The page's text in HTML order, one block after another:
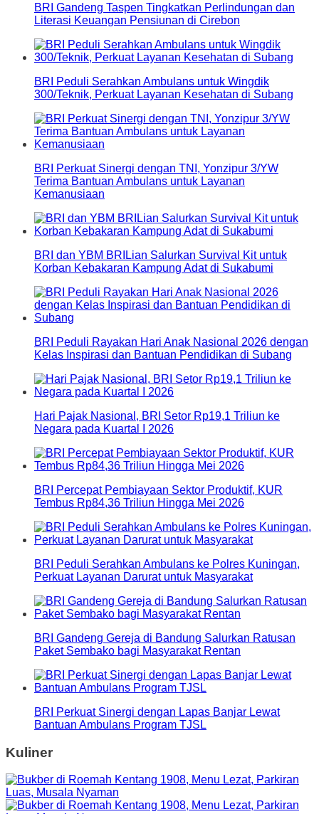
BRI Gandeng Taspen Tingkatkan Perlindungan dan
Literasi Keuangan Pensiunan di Cirebon
BRI Peduli Serahkan Ambulans untuk Wingdik
300/Teknik, Perkuat Layanan Kesehatan di Subang
BRI Perkuat Sinergi dengan TNI, Yonzipur 3/YW
Terima Bantuan Ambulans untuk Layanan
Kemanusiaan
BRI dan YBM BRILian Salurkan Survival Kit untuk
Korban Kebakaran Kampung Adat di Sukabumi
BRI Peduli Rayakan Hari Anak Nasional 2026 dengan
Kelas Inspirasi dan Bantuan Pendidikan di Subang
Hari Pajak Nasional, BRI Setor Rp19,1 Triliun ke
Negara pada Kuartal I 2026
BRI Percepat Pembiayaan Sektor Produktif, KUR
Tembus Rp84,36 Triliun Hingga Mei 2026
BRI Peduli Serahkan Ambulans ke Polres Kuningan,
Perkuat Layanan Darurat untuk Masyarakat
BRI Gandeng Gereja di Bandung Salurkan Ratusan
Paket Sembako bagi Masyarakat Rentan
BRI Perkuat Sinergi dengan Lapas Banjar Lewat
Bantuan Ambulans Program TJSL
Kuliner